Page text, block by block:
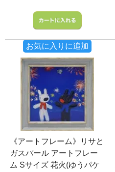
お気に入りに追加
《アートフレーム》リサと
ガスパール アートフレー
ム Sサイズ 花火(ゆうパケ